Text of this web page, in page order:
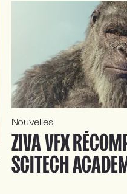
Nouvelles
ZIVA VFX
SCITECH